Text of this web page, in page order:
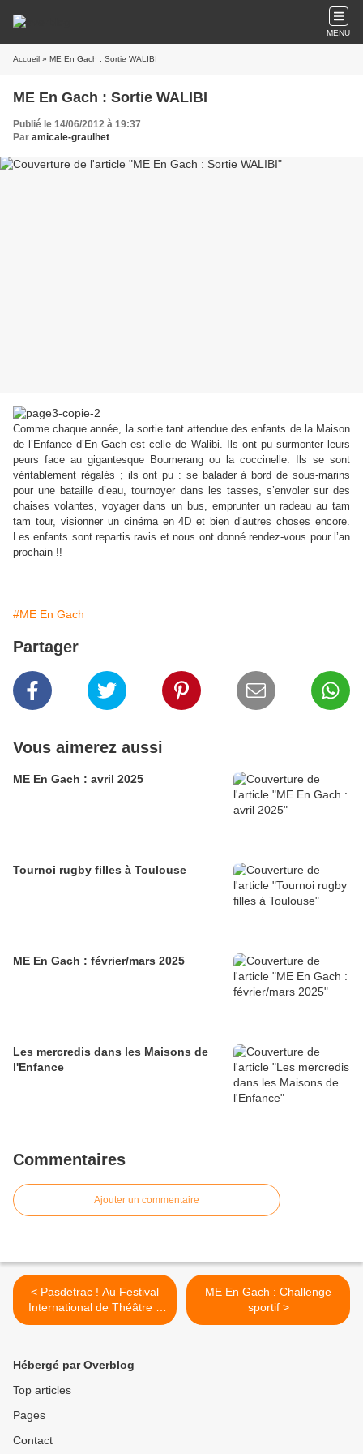
MENU
Accueil » ME En Gach : Sortie WALIBI
ME En Gach : Sortie WALIBI
Publié le 14/06/2012 à 19:37
Par amicale-graulhet
Comme chaque année, la sortie tant attendue des enfants de la Maison
de l’Enfance d’En Gach est celle de Walibi. Ils ont pu surmonter leurs
peurs face au gigantesque Boumerang ou la coccinelle. Ils se sont
véritablement régalés ; ils ont pu : se balader à bord de sous-marins
pour une bataille d’eau, tournoyer dans les tasses, s’envoler sur des
chaises volantes, voyager dans un bus, emprunter un radeau au tam
tam tour, visionner un cinéma en 4D et bien d’autres choses encore.
Les enfants sont repartis ravis et nous ont donné rendez-vous pour l’an
prochain !!
#ME En Gach
Partager
Vous aimerez aussi
ME En Gach : avril 2025
Tournoi rugby filles à Toulouse
ME En Gach : février/mars 2025
Les mercredis dans les Maisons de
l'Enfance
Commentaires
Ajouter un commentaire
< Pasdetrac ! Au Festival
International de Théâtre 9
juin 2012
ME En Gach : Challenge
sportif >
Hébergé par Overblog
Top articles
Pages
Contact